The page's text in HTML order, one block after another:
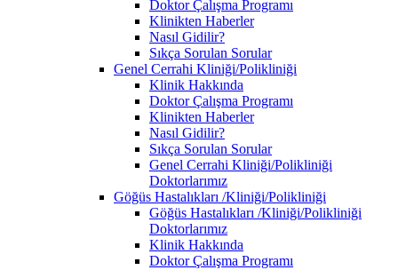
Doktor Çalışma Programı
Klinikten Haberler
Nasıl Gidilir?
Sıkça Sorulan Sorular
Genel Cerrahi Kliniği/Polikliniği
Klinik Hakkında
Doktor Çalışma Programı
Klinikten Haberler
Nasıl Gidilir?
Sıkça Sorulan Sorular
Genel Cerrahi Kliniği/Polikliniği
Doktorlarımız
Göğüs Hastalıkları /Kliniği/Polikliniği
Göğüs Hastalıkları /Kliniği/Polikliniği
Doktorlarımız
Klinik Hakkında
Doktor Çalışma Programı